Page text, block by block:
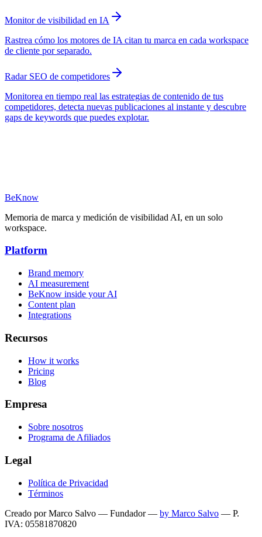
Monitor de visibilidad en IA
Rastrea cómo los motores de IA citan tu marca en cada workspace
de cliente por separado.
Radar SEO de competidores
Monitorea en tiempo real las estrategias de contenido de tus
competidores, detecta nuevas publicaciones al instante y descubre
gaps de keywords que puedes explotar.
BeKnow
Memoria de marca y medición de visibilidad AI, en un solo
workspace.
Platform
Brand memory
AI measurement
BeKnow inside your AI
Content plan
Integrations
Recursos
How it works
Pricing
Blog
Empresa
Sobre nosotros
Programa de Afiliados
Legal
Política de Privacidad
Términos
Creado por Marco Salvo — Fundador— by Marco Salvo — P.
IVA: 05581870820